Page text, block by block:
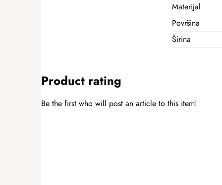
Materijal
Površina
Širina
Product rating
Be the first who will post an article to this item!